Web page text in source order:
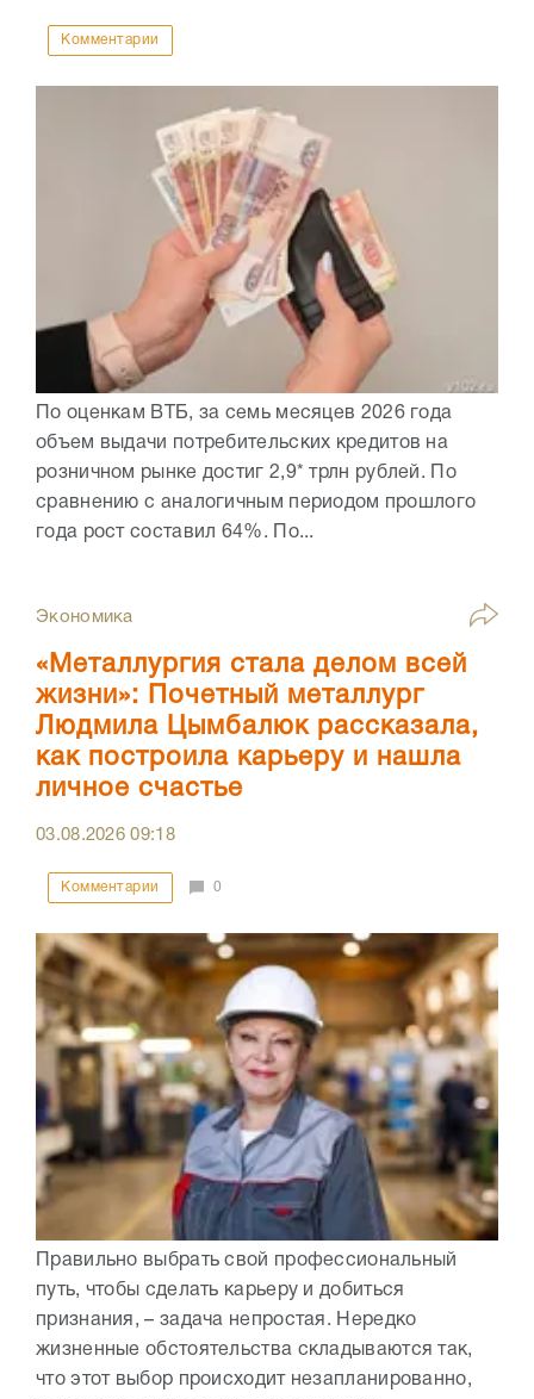
Комментарии
По оценкам ВТБ, за семь месяцев 2026 года
объем выдачи потребительских кредитов на
розничном рынке достиг 2,9* трлн рублей. По
сравнению с аналогичным периодом прошлого
года рост составил 64%. По...
Экономика
«Металлургия стала делом всей
жизни»: Почетный металлург
Людмила Цымбалюк рассказала,
как построила карьеру и нашла
личное счастье
03.08.202609:18
Комментарии 0
Правильно выбрать свой профессиональный
путь, чтобы сделать карьеру и добиться
признания, – задача непростая. Нередко
жизненные обстоятельства складываются так,
что этот выбор происходит незапланированно,